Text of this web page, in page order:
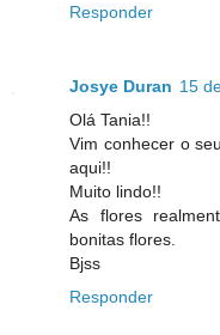
Responder
Josye Duran 15
Olá Tania!!
Vim conhecer o
aqui!!
Muito lindo!!
As flores
bonitas flores.
Bjss
Responder